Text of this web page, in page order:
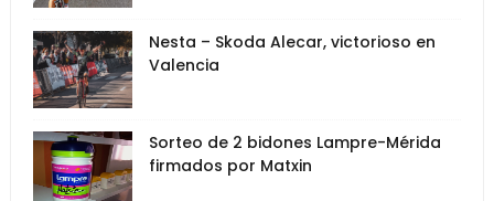
Nesta – Skoda Alecar, victorioso en
Valencia
Sorteo de 2 bidones Lampre-Mérida
firmados por Matxin